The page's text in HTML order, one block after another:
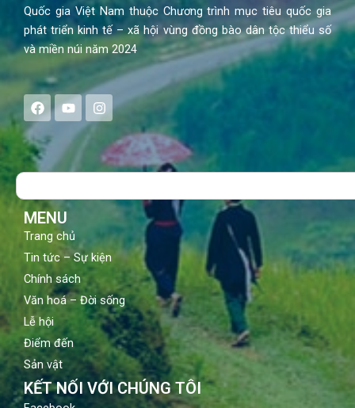
Quốc gia Việt Nam thuộc Chương trình mục tiêu quốc gia
phát triển kinh tế – xã hội vùng đồng bào dân tộc thiểu số
và miền núi năm 2024
F
a
e
b
o
Y
o
t
b
I
n
s
a
g
Search
MENU
Trang chủ
Tin tức – Sự kiện
Chính sách
Văn hoá – Đời sống
Lễ hội
Điểm đến
Sản vật
KẾT NỐI VỚI CHÚNG TÔI